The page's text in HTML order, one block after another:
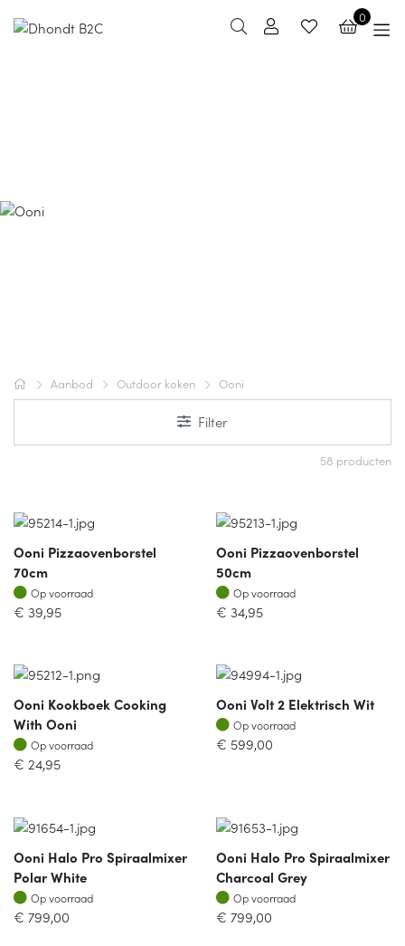
0
hout- of gasgestookte pizza. Bereid authentieke,
Aanbod Outdoor koken Ooni
Filter
58 producten
Ooni Pizzaovenborstel
70cm
Op voorraad
Op voorraad
€ 39,95
Ooni Pizzaovenborstel
50cm
Op voorraad
Op voorraad
€ 34,95
Ooni Kookboek Cooking
With Ooni
Op voorraad
Op voorraad
€ 24,95
Ooni Volt 2 Elektrisch Wit
Op voorraad
Op voorraad
€ 599,00
Ooni Halo Pro Spiraalmixer
Polar White
Op voorraad
Op voorraad
€ 799,00
Ooni Halo Pro Spiraalmixer
Charcoal Grey
Op voorraad
Op voorraad
€ 799,00